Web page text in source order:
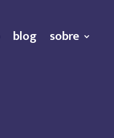
blog sobre